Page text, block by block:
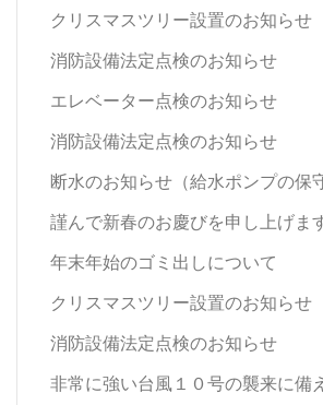
クリスマスツリー設置のお知らせ
消防設備法定点検のお知らせ
エレベーター点検のお知らせ
消防設備法定点検のお知らせ
断水のお知らせ（給水ポンプの保
謹んで新春のお慶びを申し上げま
年末年始のゴミ出しについて
クリスマスツリー設置のお知らせ
消防設備法定点検のお知らせ
非常に強い台風１０号の襲来に備